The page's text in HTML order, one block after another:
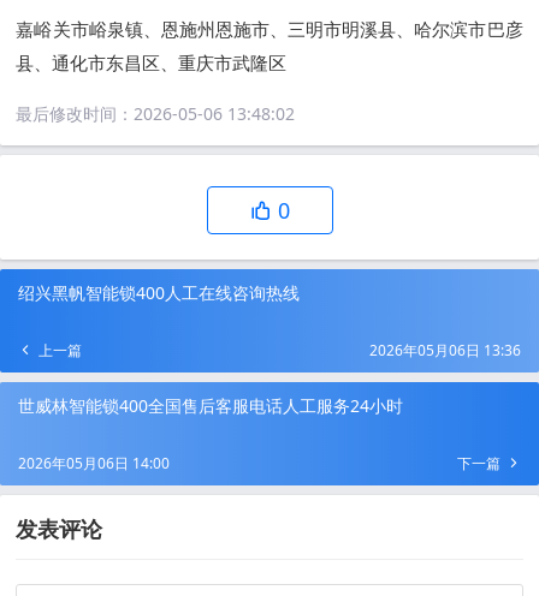
嘉峪关市峪泉镇、恩施州恩施市、三明市明溪县、哈尔滨市巴彦
县、通化市东昌区、重庆市武隆区
最后修改时间：2026-05-06 13:48:02
0
绍兴黑帆智能锁400人工在线咨询热线
上一篇 2026年05月06日 13:36
世威林智能锁400全国售后客服电话人工服务24小时
下一篇
2026年05月06日 14:00
发表评论